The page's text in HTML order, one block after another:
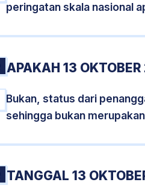
peringatan skala nasional
APAKAH 13
Bukan, status dari
sehingga bukan
TANGGAL 13